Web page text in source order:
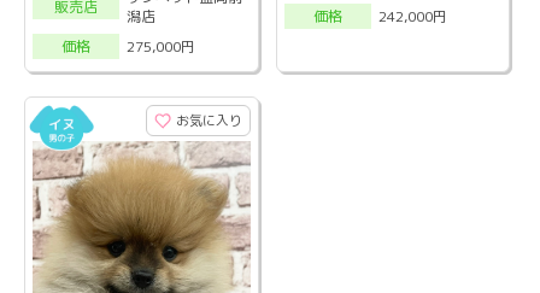
販売店
潟店
価格
275,000円
価格
242,000円
お気に入り